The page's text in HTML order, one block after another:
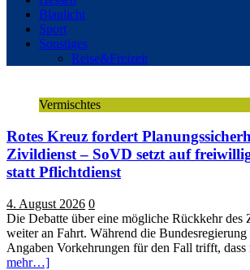
Blaulicht
Sport
Sonstiges
Reise&Freizeit
Vermischtes
Rotes Kreuz fordert
Zivildienst – SoVD setzt auf
statt Pflichtdienst
4. August 2026 0
Die Debatte über eine mögliche Rückkehr des
weiter an Fahrt. Während die Bundesregierung
Angaben Vorkehrungen für den Fall trifft, dass
mehr…]